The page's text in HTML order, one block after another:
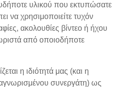
υλικού που εκτυπώσατε
να χρησιμοποιείτε τυχόν
ακολουθίες βίντεο ή ήχου
από οποιοδήποτε
η ιδιότητά μας (και η
συνεργάτη) ως